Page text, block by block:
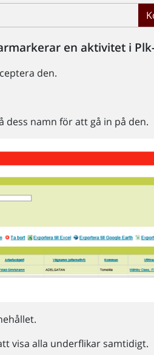
en aktivitet i
den.
dess namn för att gå in på den.
visa alla underflikar samtidigt.